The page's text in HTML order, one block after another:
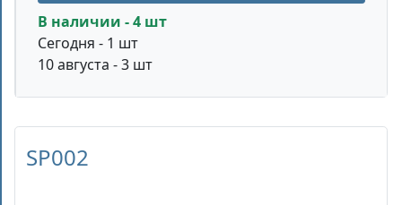
В наличии - 4 шт
Сегодня - 1 шт
10 августа - 3 шт
SP002